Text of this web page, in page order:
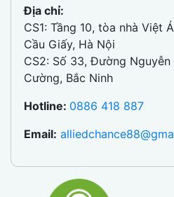
Địa chỉ:
CS1: Tầng 10, tòa nhà Việt
Cầu Giấy, Hà Nội
CS2: Số 33, Đường
Cường, Bắc Ninh
Hotline: 0886 418 887
Email: